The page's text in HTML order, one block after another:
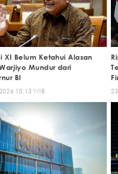
XI Belum Ketahui Alasan
Mundur dari
BI
15:13 WIB